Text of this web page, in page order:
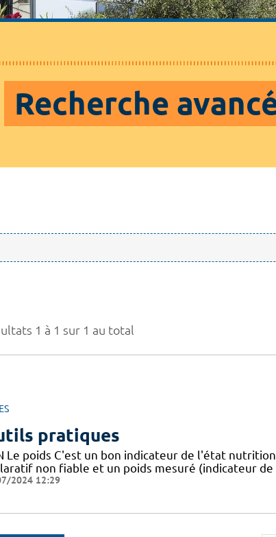
Recherche
1 à 1 sur 1 au total
pratiques
Le poids C'est un bon indicateur de l'état
non fiable et un poids mesuré (indicateur
2024 12:29